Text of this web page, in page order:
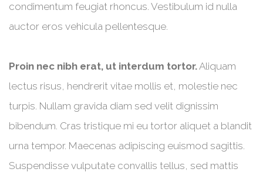
condimentum feugiat rhoncus. Vestibulum id nulla
auctor eros vehicula pellentesque.
Proin nec nibh erat, ut interdum tortor.Aliquam
lectus risus, hendrerit vitae mollis et, molestie nec
turpis. Nullam gravida diam sed velit dignissim
bibendum. Cras tristique mi eu tortor aliquet a blandit
urna tempor. Maecenas adipiscing euismod sagittis.
Suspendisse vulputate convallis tellus, sed mattis